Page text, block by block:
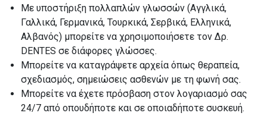
Με υποστήριξη πολλαπλών γλωσσών (Αγγλικά,
Γαλλικά, Γερμανικά, Τουρκικά, Σερβικά, Ελληνικά,
Αλβανός) μπορείτε να χρησιμοποιήσετε τον Δρ.
DENTES σε διάφορες γλώσσες.
Μπορείτε να καταγράψετε αρχεία όπως θεραπεία,
σχεδιασμός, σημειώσεις ασθενών με τη φωνή σας.
Μπορείτε να έχετε πρόσβαση στον λογαριασμό σας
24/7 από οπουδήποτε και σε οποιαδήποτε συσκευή.